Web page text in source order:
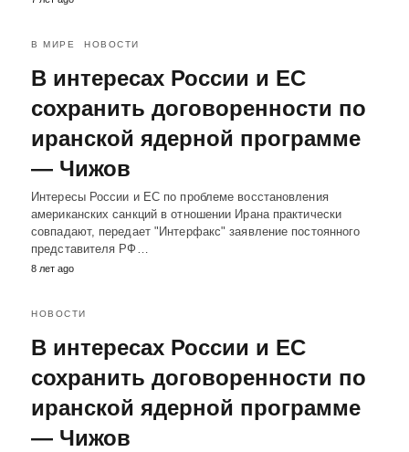
В МИРЕ НОВОСТИ
В интересах России и ЕС
сохранить договоренности по
иранской ядерной программе
— Чижов
Интересы России и ЕС по проблеме восстановления
американских санкций в отношении Ирана практически
совпадают, передает "Интерфакс" заявление постоянного
представителя РФ…
8 лет ago
НОВОСТИ
В интересах России и ЕС
сохранить договоренности по
иранской ядерной программе
— Чижов